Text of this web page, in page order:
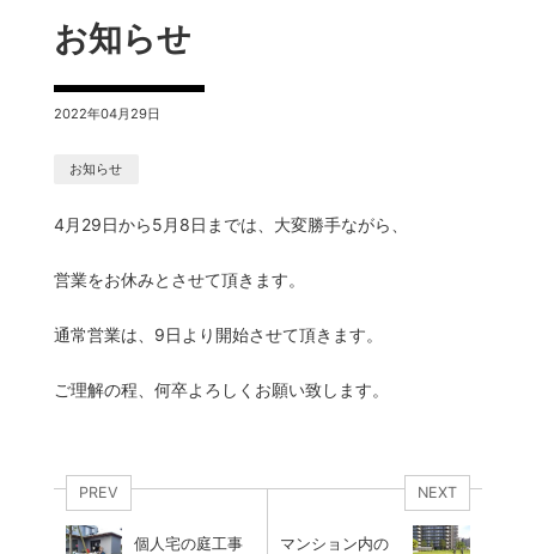
お知らせ
2022年04月29日
お知らせ
4月29日から5月8日までは、大変勝手ながら、
営業をお休みとさせて頂きます。
通常営業は、9日より開始させて頂きます。
ご理解の程、何卒よろしくお願い致します。
PREV
個人宅の庭工事
NEXT
マンション内の